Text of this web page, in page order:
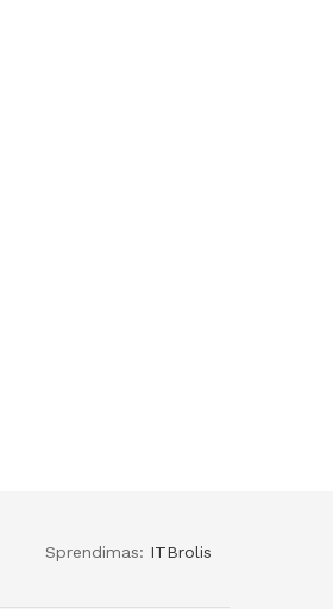
Sprendimas: ITBrolis